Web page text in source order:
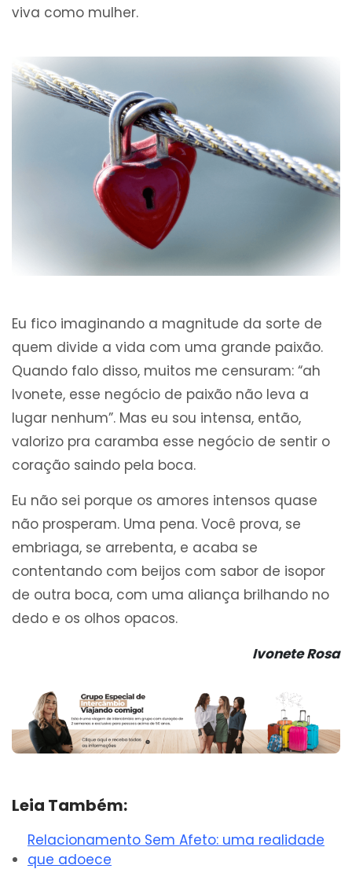
viva como mulher.
Eu fico imaginando a magnitude da sorte de
quem divide a vida com uma grande paixão.
Quando falo disso, muitos me censuram: “ah
Ivonete, esse negócio de paixão não leva a
lugar nenhum”. Mas eu sou intensa, então,
valorizo pra caramba esse negócio de sentir o
coração saindo pela boca.
Eu não sei porque os amores intensos quase
não prosperam. Uma pena. Você prova, se
embriaga, se arrebenta, e acaba se
contentando com beijos com sabor de isopor
de outra boca, com uma aliança brilhando no
dedo e os olhos opacos.
Ivonete Rosa
Leia Também:
Relacionamento Sem Afeto: uma realidade
que adoece